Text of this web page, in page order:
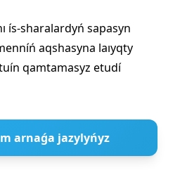
ís-sharalardyń sapasyn
aqshasyna laıyqty
qamtamasyz etudí
arnaǵa jazylyńyz